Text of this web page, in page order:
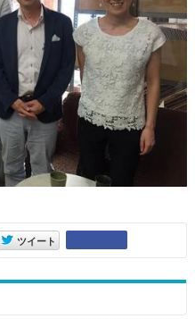
entry10263
ツイート